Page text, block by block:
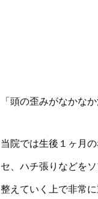
「頭の歪みがなかな
当院では生後１ヶ月
セ、ハチ張りなどを
整えていく上で非常